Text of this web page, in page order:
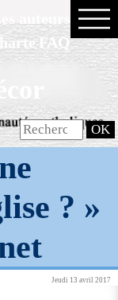
FAQ
? »
Jeudi 13 avril 2017